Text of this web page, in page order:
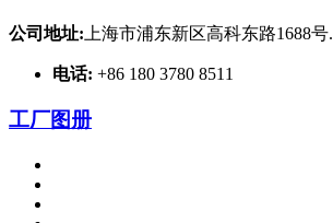
公司地址: 上海市浦东新区高科东路1688号.
电话: +86 180 3780 8511
工厂图册